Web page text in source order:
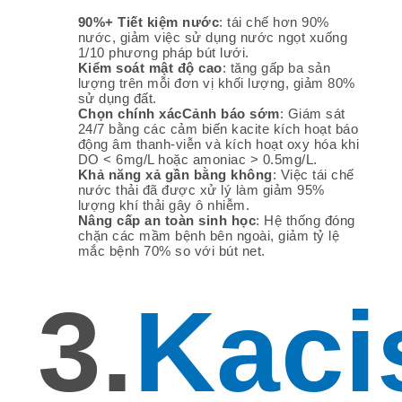
90%+ Tiết kiệm nước: tái chế hơn 90%
nước, giảm việc sử dụng nước ngọt xuống
1/10 phương pháp bút lưới.
Kiểm soát mật độ cao: tăng gấp ba sản
lượng trên mỗi đơn vị khối lượng, giảm 80%
sử dụng đất.
Chọn chính xácCảnh báo sớm: Giám sát
24/7 bằng các cảm biến kacite kích hoạt báo
động âm thanh-viễn và kích hoạt oxy hóa khi
DO < 6mg/L hoặc amoniac > 0.5mg/L.
Khả năng xả gần bằng không: Việc tái chế
nước thải đã được xử lý làm giảm 95%
lượng khí thải gây ô nhiễm.
Nâng cấp an toàn sinh học: Hệ thống đóng
chặn các mầm bệnh bên ngoài, giảm tỷ lệ
mắc bệnh 70% so với bút net.
3.